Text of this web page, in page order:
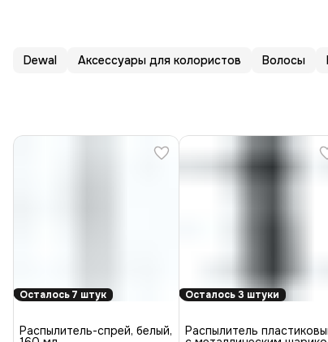
Dewal Аксессуары для колористов Волосы
Осталось 7 штук
Распылитель-спрей, белый,
Осталось 3 штуки
Распылитель